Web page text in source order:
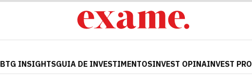
BTG INSIGHTSGUIA DE INVESTIMENTOSINVEST OPINAINVEST PRO